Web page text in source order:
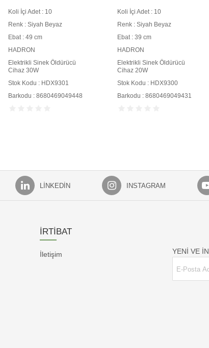
Koli İçi Adet : 10
Renk : Siyah Beyaz
Ebat : 49 cm
HADRON
Elektrikli Sinek Öldürücü
Cihaz 30W
Stok Kodu : HDX9301
Barkodu : 8680469049448
Koli İçi Adet : 10
Renk : Siyah Beyaz
Ebat : 39 cm
HADRON
Elektrikli Sinek Öldürücü
Cihaz 20W
Stok Kodu : HDX9300
Barkodu : 8680469049431
LINKEDIN INSTAGRAM
İRTİBAT
İletişim YENİ VE